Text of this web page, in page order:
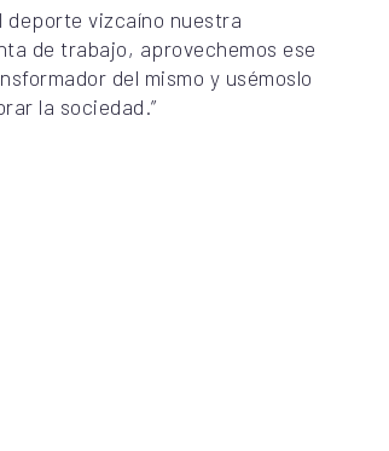
deporte vizcaíno nuestra
de trabajo, aprovechemos ese
del mismo y usémoslo
la sociedad.”